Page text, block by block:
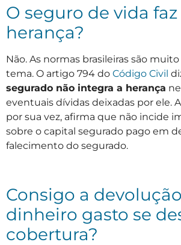
O seguro de vida
herança?
Não. As normas brasileiras são
tema. O artigo 794 do Código Civil
segurado não integra a herança
eventuais dívidas deixadas por ele. A
por sua vez, afirma que não incide
sobre o capital segurado pago em
falecimento do segurado.
Consigo a
dinheiro gasto se
cobertura?